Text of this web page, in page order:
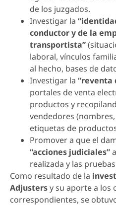
de los juzgados.
Investigar la
conductor y de la
transportista”
laboral, vínculos
al hecho, bases de
Investigar la “reventa
portales de venta
productos y
vendedores
etiquetas de
Promover a que el
“acciones judiciales”
realizada y las
Como resultado de la
Adjustersy su aporte a los
correspondientes, se